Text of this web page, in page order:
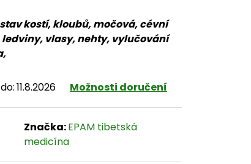
kostí, kloubů, močová, cévní
vlasy, nehty, vylučování
11.8.2026 Možnosti doručení
Značka:EPAM tibetská
medicína